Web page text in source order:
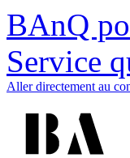
BAnQ
Service
Aller directement au